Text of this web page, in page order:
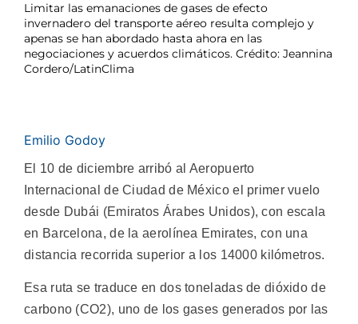
Limitar las emanaciones de gases de efecto
invernadero del transporte aéreo resulta complejo y
apenas se han abordado hasta ahora en las
negociaciones y acuerdos climáticos. Crédito: Jeannina
Cordero/LatinClima
Emilio Godoy
El 10 de diciembre arribó al Aeropuerto
Internacional de Ciudad de México el primer vuelo
desde Dubái (Emiratos Árabes Unidos), con escala
en Barcelona, de la aerolínea Emirates, con una
distancia recorrida superior a los 14000 kilómetros.
Esa ruta se traduce en dos toneladas de dióxido de
carbono (CO2), uno de los gases generados por las